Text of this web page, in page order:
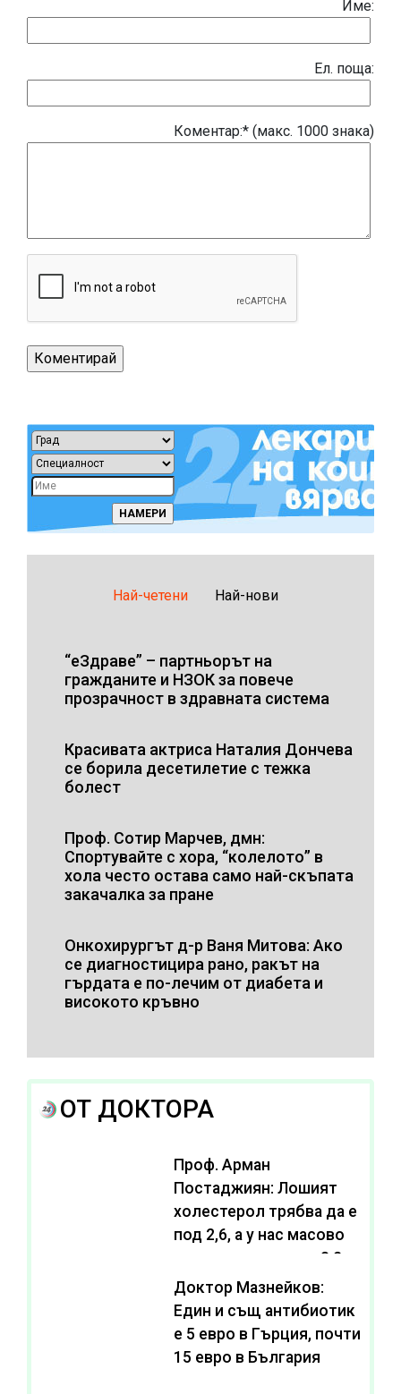
Име:
Eл. поща:
Коментар:* (макс. 1000 знака)
Най-четени Най-нови
“еЗдраве” – партньорът на
гражданите и НЗОК за повече
прозрачност в здравната система
Красивата актриса Наталия Дончева
се борила десетилетие с тежка
болест
Проф. Сотир Марчев, дмн:
Спортувайте с хора, “колелото” в
хола често остава само най-скъпата
закачалка за пране
Онкохирургът д-р Ваня Митова: Ако
се диагностицира рано, ракът на
гърдата е по-лечим от диабета и
високото кръвно
ОТ ДОКТОРА
Проф. Арман
Постаджиян: Лошият
холестерол трябва да е
под 2,6, а у нас масово
се живее с нива от 3,2
Доктор Мазнейков:
Един и същ антибиотик
e 5 евро в Гърция, почти
15 евро в България